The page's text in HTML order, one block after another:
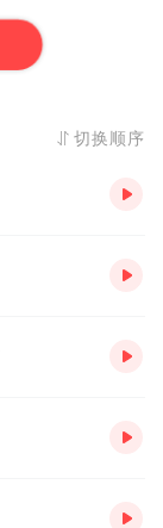
切换顺序